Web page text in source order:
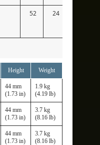
52 24
Height Weight
44 mm
(1.73 in)
1.9 kg
(4.19 lb)
44 mm
(1.73 in)
3.7 kg
(8.16 lb)
44 mm
(1.73 in)
3.7 kg
(8.16 lb)